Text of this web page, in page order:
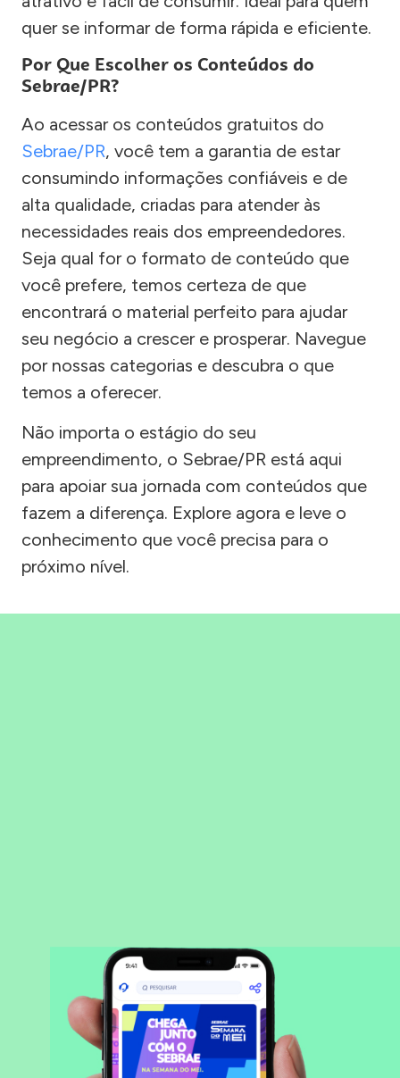
quer se informar de forma rápida e eficiente.
Por Que Escolher os Conteúdos do
Sebrae/PR?
Ao acessar os conteúdos gratuitos do
Sebrae/PR, você tem a garantia de estar
consumindo informações confiáveis e de
alta qualidade, criadas para atender às
necessidades reais dos empreendedores.
Seja qual for o formato de conteúdo que
você prefere, temos certeza de que
encontrará o material perfeito para ajudar
seu negócio a crescer e prosperar. Navegue
por nossas categorias e descubra o que
temos a oferecer.
Não importa o estágio do seu
empreendimento, o Sebrae/PR está aqui
para apoiar sua jornada com conteúdos que
fazem a diferença. Explore agora e leve o
conhecimento que você precisa para o
próximo nível.